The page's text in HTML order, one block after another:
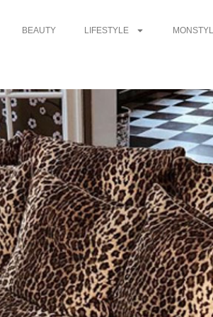
BEAUTY LIFESTYLE